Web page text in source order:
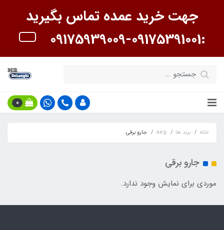
جهت خرید عمده تماس بگیرید
:09175391001-09175939009
0
خانه برند ها aeg جارو برقی
جارو برقی
موردی برای نمایش وجود ندارد.